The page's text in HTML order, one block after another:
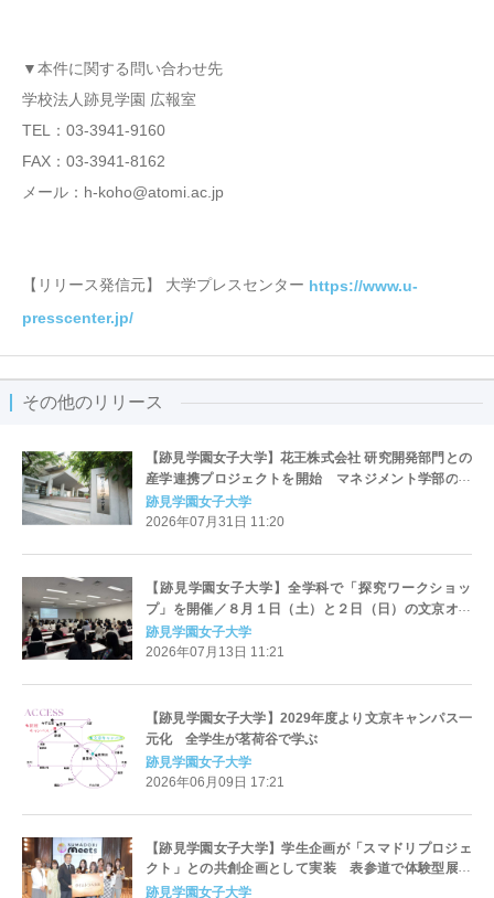
▼本件に関する問い合わせ先
学校法人跡見学園 広報室
TEL：03-3941-9160
FAX：03-3941-8162
メール：h-koho@atomi.ac.jp
【リリース発信元】 大学プレスセンター https://www.u-
presscenter.jp/
その他のリリース
【跡見学園女子大学】花王株式会社 研究開発部門との
産学連携プロジェクトを開始 マネジメント学部のゼ
ミ生が「Z世代と共創する『技術の伝わり方』検証プロ
ジェクト」に参加
跡見学園女子大学
2026年07月31日 11:20
【跡見学園女子大学】全学科で「探究ワークショッ
プ」を開催／８月１日（土）と２日（日）の文京オー
プンキャンパスは「総合型選抜直前対策セミナー」も
実施
跡見学園女子大学
2026年07月13日 11:21
【跡見学園女子大学】2029年度より文京キャンパス一
元化 全学生が茗荷谷で学ぶ
跡見学園女子大学
2026年06月09日 17:21
【跡見学園女子大学】学生企画が「スマドリプロジェ
クト」との共創企画として実装 表参道で体験型展示
「タイムトラベル展」を開催（マネジメント学科・中
跡見学園女子大学